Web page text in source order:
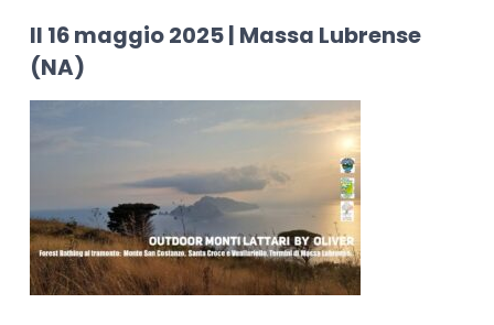
Il 16 maggio 2025 | Massa Lubrense
(NA)